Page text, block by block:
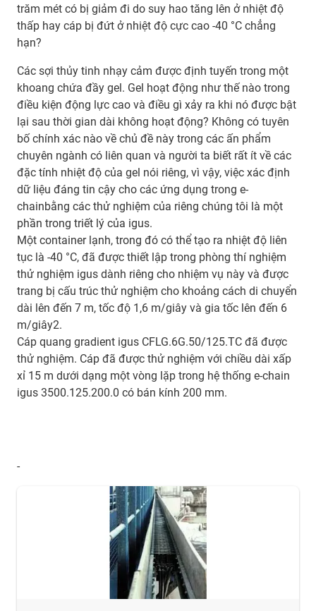
trăm mét có bị giảm đi do suy hao tăng lên ở nhiệt độ
thấp hay cáp bị đứt ở nhiệt độ cực cao -40 °C chẳng
hạn?
Các sợi thủy tinh nhạy cảm được định tuyến trong một
khoang chứa đầy gel. Gel hoạt động như thế nào trong
điều kiện động lực cao và điều gì xảy ra khi nó được bật
lại sau thời gian dài không hoạt động? Không có tuyên
bố chính xác nào về chủ đề này trong các ấn phẩm
chuyên ngành có liên quan và người ta biết rất ít về các
đặc tính nhiệt độ của gel nói riêng, vì vậy, việc xác định
dữ liệu đáng tin cậy cho các ứng dụng trong e-
chainbằng các thử nghiệm của riêng chúng tôi là một
phần trong triết lý của igus.
Một container lạnh, trong đó có thể tạo ra nhiệt độ liên
tục là -40 °C, đã được thiết lập trong phòng thí nghiệm
thử nghiệm igus dành riêng cho nhiệm vụ này và được
trang bị cấu trúc thử nghiệm cho khoảng cách di chuyển
dài lên đến 7 m, tốc độ 1,6 m/giây và gia tốc lên đến 6
m/giây2.
Cáp quang gradient igus CFLG.6G.50/125.TC đã được
thử nghiệm. Cáp đã được thử nghiệm với chiều dài xấp
xỉ 15 m dưới dạng một vòng lặp trong hệ thống e-chain
igus 3500.125.200.0 có bán kính 200 mm.
-